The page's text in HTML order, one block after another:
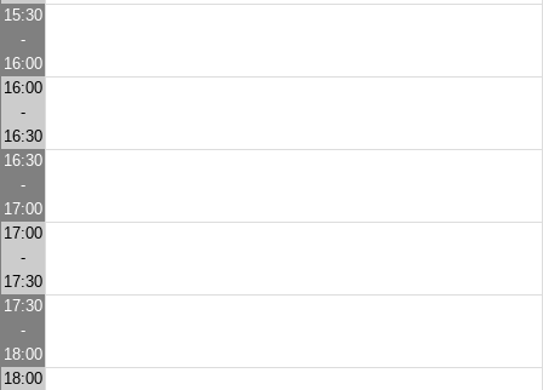
15:30
-
16:00
16:00
-
16:30
16:30
-
17:00
17:00
-
17:30
17:30
-
18:00
18:00